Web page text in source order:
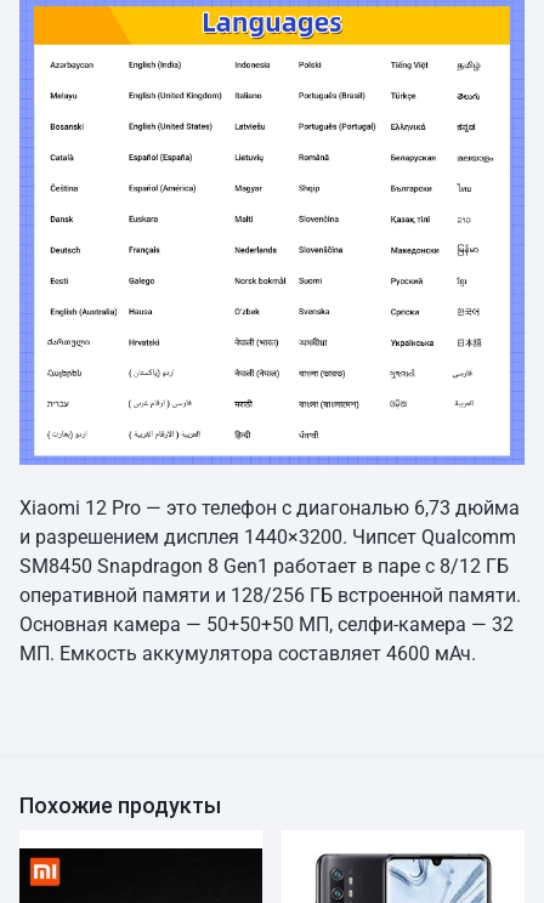
Xiaomi 12 Pro — это телефон с диагональю 6,73 дюйма
и разрешением дисплея 1440×3200. Чипсет Qualcomm
SM8450 Snapdragon 8 Gen1 работает в паре с 8/12 ГБ
оперативной памяти и 128/256 ГБ встроенной памяти.
Основная камера — 50+50+50 МП, селфи-камера — 32
МП. Емкость аккумулятора составляет 4600 мАч.
Похожие продукты